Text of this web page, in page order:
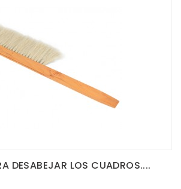
DESABEJAR LOS CUADROS....